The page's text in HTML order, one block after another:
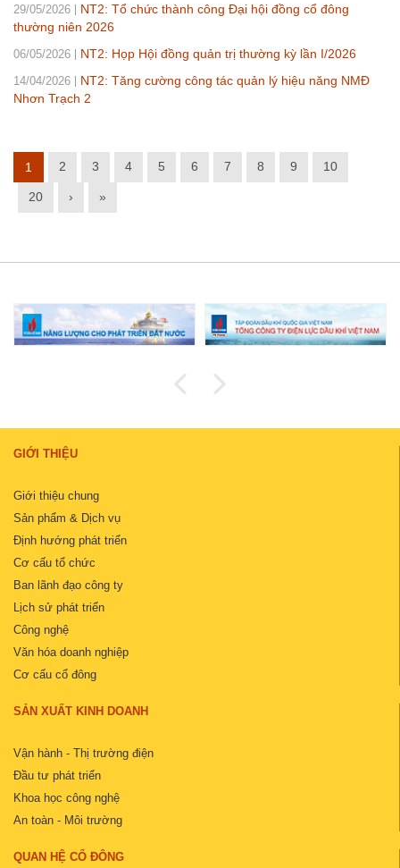
29/05/2026
NT2: Tổ chức thành công Đại hội đồng cổ đông
thường niên 2026
06/05/2026 NT2: Họp Hội đồng quản trị thường kỳ lần I/2026
14/04/2026
NT2: Tăng cường công tác quản lý hiệu năng NMĐ
Nhơn Trạch 2
1 2 3 4 5 6 7 8 9 10
20 › »
GIỚI THIỆU
Giới thiệu chung
Sản phẩm & Dịch vụ
Định hướng phát triển
Cơ cấu tổ chức
Ban lãnh đạo công ty
Lịch sử phát triển
Công nghệ
Văn hóa doanh nghiệp
Cơ cấu cổ đông
SẢN XUẤT KINH DOANH
Vận hành - Thị trường điện
Đầu tư phát triển
Khoa học công nghệ
An toàn - Môi trường
QUAN HỆ CỔ ĐÔNG